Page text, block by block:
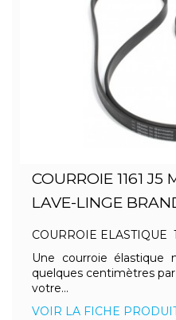
COURROIE 1161 J5
LAVE-LINGE
COURROIE ELASTIQUE
Une courroie élastique
quelques centimètres
votre...
VOIR LA FICHE